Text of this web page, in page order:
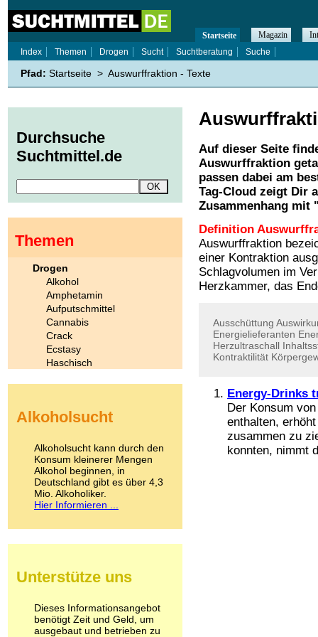
Auf dieser Seite
Auswurffraktion
passen dabei am
Tag-Cloud zeigt Dir
Zusammenhang mit
Definition
Auswurffraktion
einer Kontraktion
Schlagvolumen im
Herzkammer, das
Ausschüttung
Energielieferanten
Herzultraschall
Kontraktilität
Energy-Drinks
Der Konsum
enthalten,
zusammen zu
konnten, nimmt
Startseite Magazin
Index
Themen Drogen Sucht Suchtberatung Suche
Pfad: Startseite > Auswurffraktion - Texte
Durchsuche
Suchtmittel.de
Themen
Drogen
Alkohol
Amphetamin
Aufputschmittel
Cannabis
Crack
Ecstasy
Haschisch
Kokain
LSD
Marihuana
Medikamente
Meskalin
Metamphetamin
Methadon
Pilze
Psychopharmaka
Schlafmittel
Schmerzmittel
Alkoholsucht
Alkoholsucht kann durch den
Konsum kleinerer Mengen
Alkohol beginnen, in
Deutschland gibt es über 4,3
Mio. Alkoholiker.
Hier Informieren ...
Unterstütze uns
Dieses Informationsangebot
benötigt Zeit und Geld, um
ausgebaut und betrieben zu